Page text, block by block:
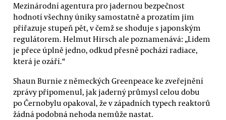
Mezinárodní agentura pro jadernou bezpečnost
hodnotí všechny úniky samostatně a prozatím jim
přiřazuje stupeň pět, v čemž se shoduje s japonským
regulátorem. Helmut Hirsch ale poznamenává: „Lidem
je přece úplně jedno, odkud přesně pochází radiace,
která je ozáří.“
Shaun Burnie z německých Greenpeace ke zveřejnění
zprávy připomenul, jak jaderný průmysl celou dobu
po Černobylu opakoval, že v západních typech reaktorů
žádná podobná nehoda nemůže nastat.